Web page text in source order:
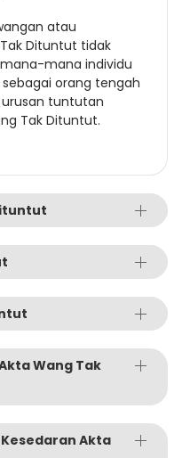
atau
Dituntut tidak
mana individu
orang tengah
tuntutan
Tak Dituntut.
Wang Tak
Akta